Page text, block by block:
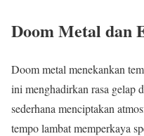
Doom Metal dan
Doom metal menekankan
ini menghadirkan rasa gelap
sederhana menciptakan
tempo lambat memperkaya